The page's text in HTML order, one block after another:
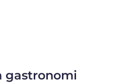
gastronomi